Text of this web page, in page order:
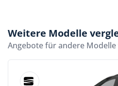
Weitere Modelle
Angebote für andere Modelle